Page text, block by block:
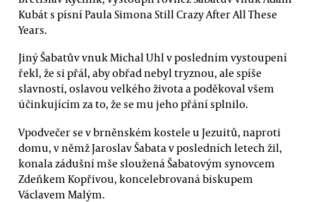
Kubát s písní Paula Simona Still Crazy After All These
Years.
Jiný Šabatův vnuk Michal Uhl v posledním vystoupení
řekl, že si přál, aby obřad nebyl tryznou, ale spíše
slavností, oslavou velkého života a poděkoval všem
účinkujícím za to, že se mu jeho přání splnilo.
Vpodvečer se v brněnském kostele u Jezuitů, naproti
domu, v němž Jaroslav Šabata v posledních letech žil,
konala zádušní mše sloužená Šabatovým synovcem
Zdeňkem Kopřivou, koncelebrovaná biskupem
Václavem Malým.